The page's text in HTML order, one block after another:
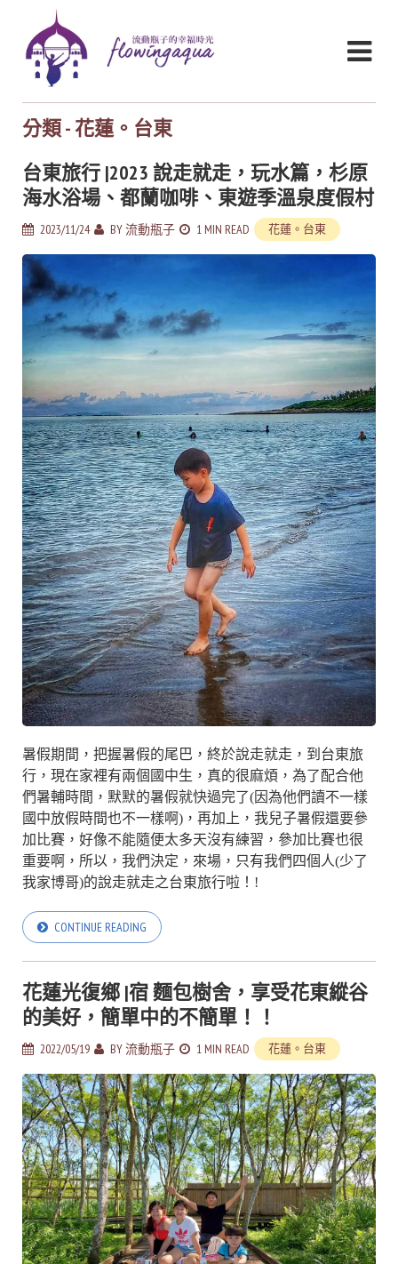
分類 - 花蓮。台東
台東旅行 |2023 說走就走，玩水篇，杉原
海水浴場、都蘭咖啡、東遊季溫泉度假村
2023/11/24 BY流動瓶子 1 MIN READ 花蓮。台東
暑假期間，把握暑假的尾巴，終於說走就走，到台東旅
行，現在家裡有兩個國中生，真的很麻煩，為了配合他
們暑輔時間，默默的暑假就快過完了(因為他們讀不一樣
國中放假時間也不一樣啊)，再加上，我兒子暑假還要參
加比賽，好像不能隨便太多天沒有練習，參加比賽也很
重要啊，所以，我們決定，來場，只有我們四個人(少了
我家博哥)的說走就走之台東旅行啦！!
CONTINUE READING
花蓮光復鄉 |宿 麵包樹舍，享受花東縱谷
的美好，簡單中的不簡單！！
2022/05/19 BY流動瓶子 1 MIN READ 花蓮。台東